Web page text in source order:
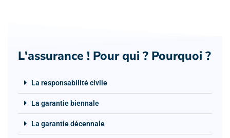
L'assurance ! Pour qui ? Pourquoi ?
La responsabilité civile
La garantie biennale
La garantie décennale